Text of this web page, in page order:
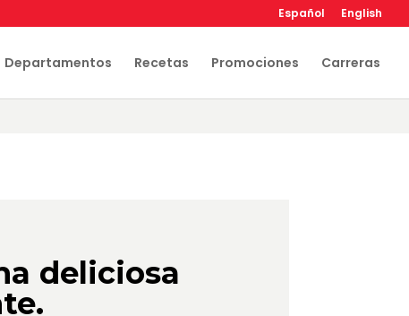
Español English
Departamentos Recetas Promociones Carreras
deliciosa